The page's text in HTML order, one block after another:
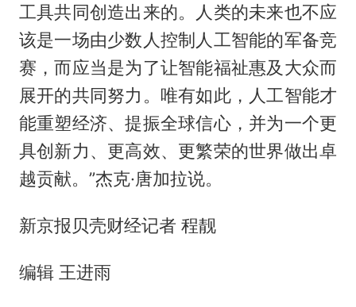
工具共同创造出来的。人类的未来也不应
该是一场由少数人控制人工智能的军备竞
赛，而应当是为了让智能福祉惠及大众而
展开的共同努力。唯有如此，人工智能才
能重塑经济、提振全球信心，并为一个更
具创新力、更高效、更繁荣的世界做出卓
越贡献。”杰克·唐加拉说。
新京报贝壳财经记者 程靓
编辑 王进雨